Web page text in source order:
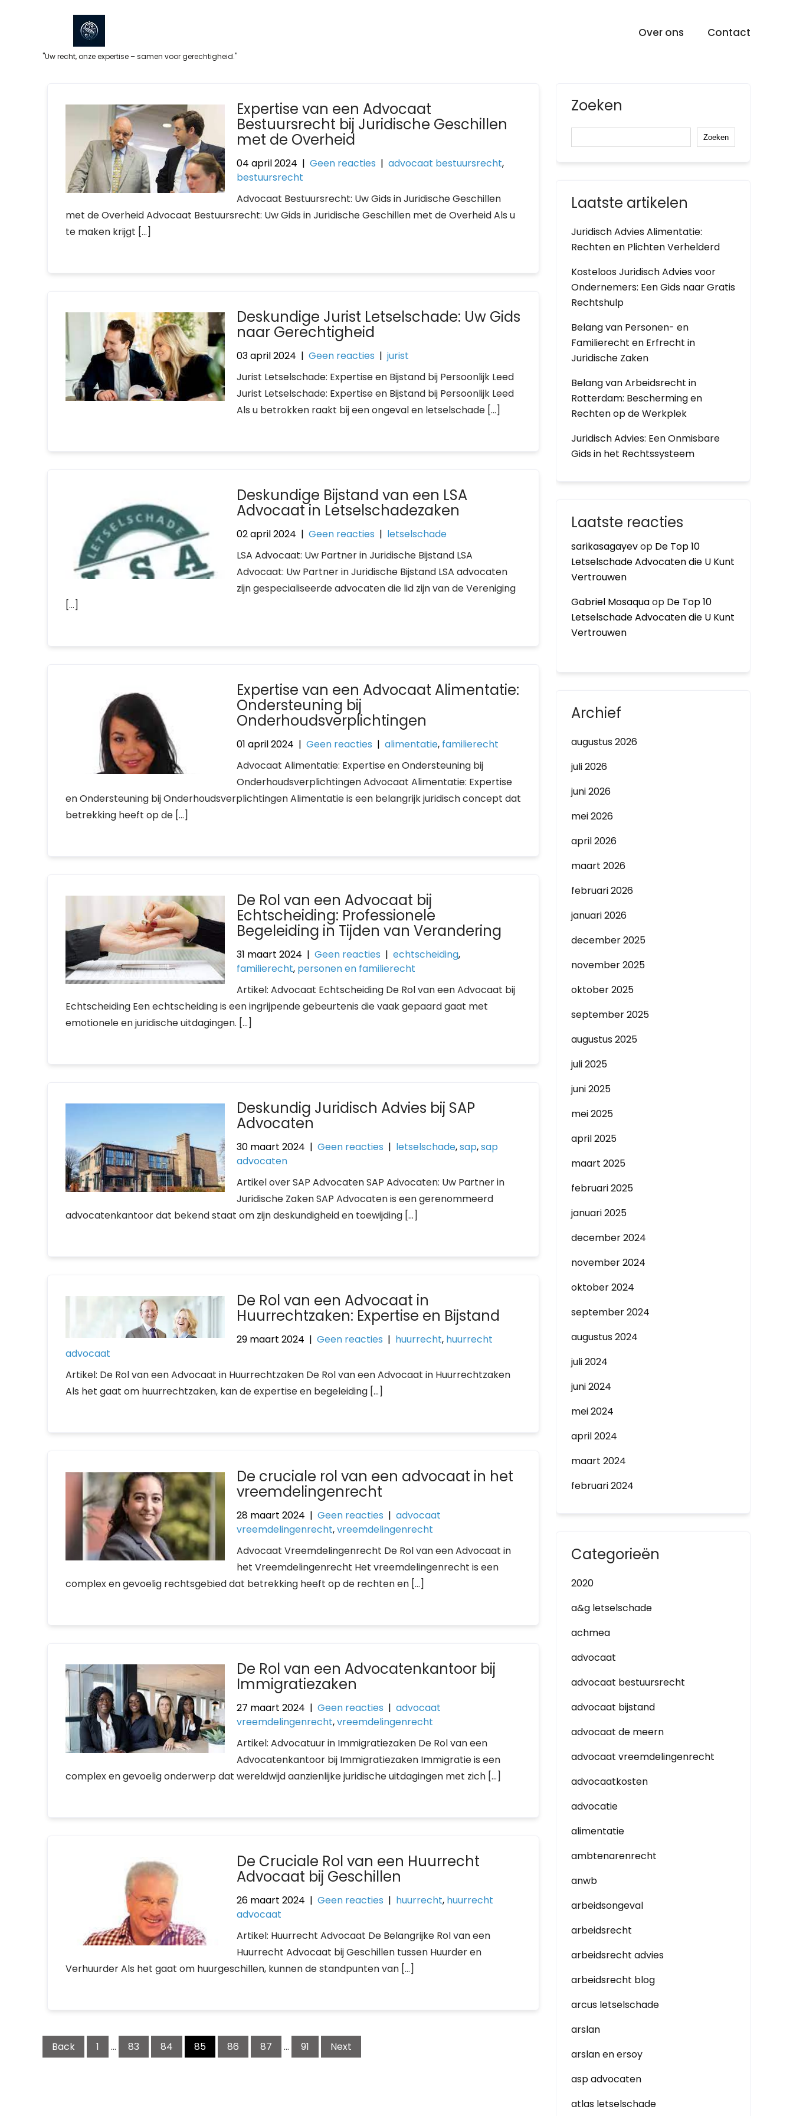
"Uw recht, onze expertise – samen voor gerechtigheid."
Over ons Contact
Expertise van een Advocaat
Bestuursrecht bij Juridische Geschillen
met de Overheid
04 april 2024 |Geen reacties |advocaat bestuursrecht,
bestuursrecht
Advocaat Bestuursrecht: Uw Gids in Juridische Geschillen
met de Overheid Advocaat Bestuursrecht: Uw Gids in Juridische Geschillen met de Overheid Als u
te maken krijgt […]
Deskundige Jurist Letselschade: Uw Gids
naar Gerechtigheid
03 april 2024 |Geen reacties |jurist
Jurist Letselschade: Expertise en Bijstand bij Persoonlijk Leed
Jurist Letselschade: Expertise en Bijstand bij Persoonlijk Leed
Als u betrokken raakt bij een ongeval en letselschade […]
Deskundige Bijstand van een LSA
Advocaat in Letselschadezaken
02 april 2024 |Geen reacties | letselschade
LSA Advocaat: Uw Partner in Juridische Bijstand LSA
Advocaat: Uw Partner in Juridische Bijstand LSA advocaten
zijn gespecialiseerde advocaten die lid zijn van de Vereniging
[…]
Expertise van een Advocaat Alimentatie:
Ondersteuning bij
Onderhoudsverplichtingen
01 april 2024 |Geen reacties |alimentatie, familierecht
Advocaat Alimentatie: Expertise en Ondersteuning bij
Onderhoudsverplichtingen Advocaat Alimentatie: Expertise
en Ondersteuning bij Onderhoudsverplichtingen Alimentatie is een belangrijk juridisch concept dat
betrekking heeft op de […]
De Rol van een Advocaat bij
Echtscheiding: Professionele
Begeleiding in Tijden van Verandering
31 maart 2024 |Geen reacties |echtscheiding,
familierecht, personen en familierecht
Artikel: Advocaat Echtscheiding De Rol van een Advocaat bij
Echtscheiding Een echtscheiding is een ingrijpende gebeurtenis die vaak gepaard gaat met
emotionele en juridische uitdagingen. […]
Deskundig Juridisch Advies bij SAP
Advocaten
30 maart 2024 |Geen reacties | letselschade,sap,sap
advocaten
Artikel over SAP Advocaten SAP Advocaten: Uw Partner in
Juridische Zaken SAP Advocaten is een gerenommeerd
advocatenkantoor dat bekend staat om zijn deskundigheid en toewijding […]
De Rol van een Advocaat in
Huurrechtzaken: Expertise en Bijstand
29 maart 2024 |Geen reacties | huurrecht, huurrecht
advocaat
Artikel: De Rol van een Advocaat in Huurrechtzaken De Rol van een Advocaat in Huurrechtzaken
Als het gaat om huurrechtzaken, kan de expertise en begeleiding […]
De cruciale rol van een advocaat in het
vreemdelingenrecht
28 maart 2024 |Geen reacties |advocaat
vreemdelingenrecht,vreemdelingenrecht
Advocaat Vreemdelingenrecht De Rol van een Advocaat in
het Vreemdelingenrecht Het vreemdelingenrecht is een
complex en gevoelig rechtsgebied dat betrekking heeft op de rechten en […]
De Rol van een Advocatenkantoor bij
Immigratiezaken
27 maart 2024 |Geen reacties |advocaat
vreemdelingenrecht,vreemdelingenrecht
Artikel: Advocatuur in Immigratiezaken De Rol van een
Advocatenkantoor bij Immigratiezaken Immigratie is een
complex en gevoelig onderwerp dat wereldwijd aanzienlijke juridische uitdagingen met zich […]
De Cruciale Rol van een Huurrecht
Advocaat bij Geschillen
26 maart 2024 |Geen reacties | huurrecht, huurrecht
advocaat
Artikel: Huurrecht Advocaat De Belangrijke Rol van een
Huurrecht Advocaat bij Geschillen tussen Huurder en
Verhuurder Als het gaat om huurgeschillen, kunnen de standpunten van […]
Berichtnavigatie
Back 1 … 83 84 85 86 87 … 91 Next
Zoeken
Zoeken
Laatste artikelen
Juridisch Advies Alimentatie:
Rechten en Plichten Verhelderd
Kosteloos Juridisch Advies voor
Ondernemers: Een Gids naar Gratis
Rechtshulp
Belang van Personen- en
Familierecht en Erfrecht in
Juridische Zaken
Belang van Arbeidsrecht in
Rotterdam: Bescherming en
Rechten op de Werkplek
Juridisch Advies: Een Onmisbare
Gids in het Rechtssysteem
Laatste reacties
sarikasagayevop De Top 10
Letselschade Advocaten die U Kunt
Vertrouwen
Gabriel Mosaquaop De Top 10
Letselschade Advocaten die U Kunt
Vertrouwen
Archief
augustus 2026
juli 2026
juni 2026
mei 2026
april 2026
maart 2026
februari 2026
januari 2026
december 2025
november 2025
oktober 2025
september 2025
augustus 2025
juli 2025
juni 2025
mei 2025
april 2025
maart 2025
februari 2025
januari 2025
december 2024
november 2024
oktober 2024
september 2024
augustus 2024
juli 2024
juni 2024
mei 2024
april 2024
maart 2024
februari 2024
Categorieën
2020
a&g letselschade
achmea
advocaat
advocaat bestuursrecht
advocaat bijstand
advocaat de meern
advocaat vreemdelingenrecht
advocaatkosten
advocatie
alimentatie
ambtenarenrecht
anwb
arbeidsongeval
arbeidsrecht
arbeidsrecht advies
arbeidsrecht blog
arcus letselschade
arslan
arslan en ersoy
asp advocaten
atlas letselschade